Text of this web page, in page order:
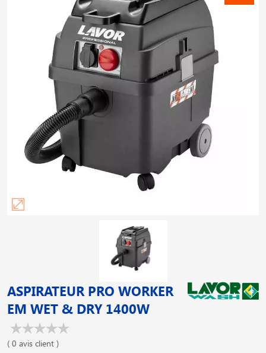
ASPIRATEUR PRO WORKER
EM WET & DRY 1400W
( 0 avis client )